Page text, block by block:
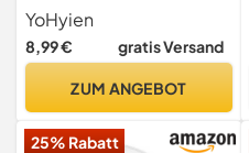
Seifenschale Marmor,
Seifenablage
Waschbecken,
für Badezimmer, Dusche
YoHyien
8,99 € gratis Versand
ZUM ANGEBOT
25% Rabatt